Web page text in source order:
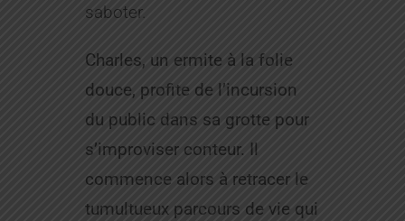
saboter.
Charles, un ermite à la folie
douce, profite de l’incursion
du public dans sa grotte pour
s’improviser conteur. Il
commence alors à retracer le
tumultueux parcours de vie qui